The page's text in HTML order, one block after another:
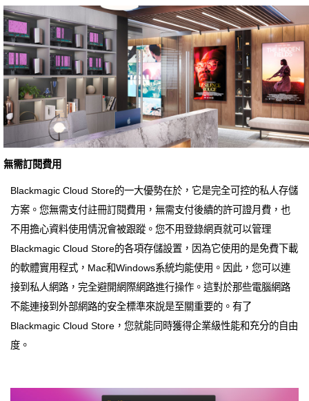
無需訂閱費用
Blackmagic Cloud Store的一大優勢在於，它是完全可控的私人存儲
方案。您無需支付註冊訂閱費用，無需支付後續的許可證月費，也
不用擔心資料使用情況會被跟蹤。您不用登錄網頁就可以管理
Blackmagic Cloud Store的各項存儲設置，因為它使用的是免費下載
的軟體實用程式，Mac和Windows系統均能使用。因此，您可以連
接到私人網路，完全避開網際網路進行操作。這對於那些電腦網路
不能連接到外部網路的安全標準來說是至關重要的。有了
Blackmagic Cloud Store，您就能同時獲得企業級性能和充分的自由
度。